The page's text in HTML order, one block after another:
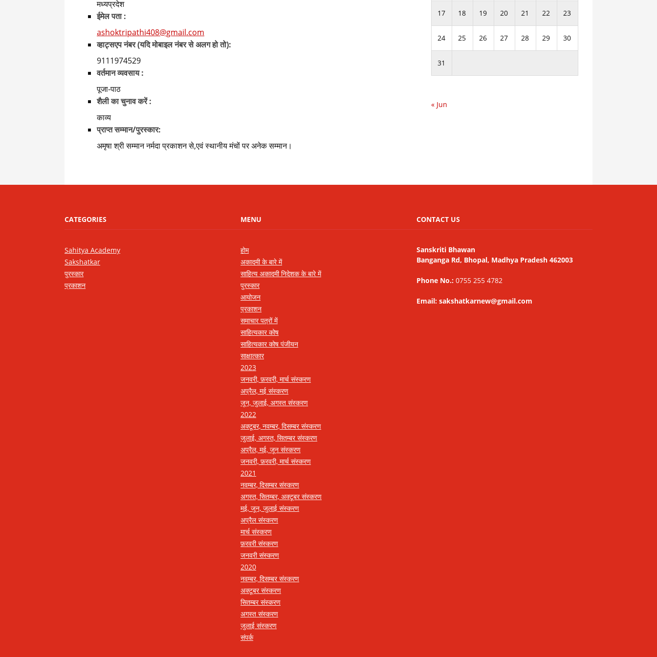
मध्यप्रदेश
ईमेल पता :
ashoktripathi408@gmail.com
व्हाट्सएप नंबर (यदि मोबाइल नंबर से अलग हो तो):
9111974529
वर्तमान व्यवसाय :
पूजा-पाठ
शैली का चुनाव करें :
काव्य
प्राप्त सम्मान/पुरस्कार:
अमृषा श्री सम्मान नर्मदा प्रकाशन से,एवं स्थानीय मंचों पर अनेक सम्मान।
17 18 19 20 21 22 23
24 25 26 27 28 29 30
31
« Jun
CATEGORIES
Sahitya Academy
Sakshatkar
पुरस्कार
प्रकाशन
MENU
होम
अकादमी के बारे में
साहित्य अकादमी निदेशक के बारे में
पुरस्कार
आयोजन
प्रकाशन
समाचार पत्रों में
साहित्यकार कोष
साहित्यकार कोष पंजीयन
साक्षात्कार
2023
जनवरी, फ़रवरी, मार्च संस्करण
अप्रैल, मई संस्करण
जून, जुलाई, अगस्त संस्करण
2022
अक्टूबर, नवम्बर, दिसम्बर संस्करण
जुलाई, अगस्त, सितम्बर संस्करण
अप्रैल, मई, जून संस्करण
जनवरी, फ़रवरी, मार्च संस्करण
2021
नवम्बर, दिसम्बर संस्करण
अगस्त, सितम्बर, अक्टूबर संस्करण
मई, जून, जुलाई संस्करण
अप्रैल संस्करण
मार्च संस्करण
फ़रवरी संस्करण
जनवरी संस्करण
2020
नवम्बर, दिसम्बर संस्करण
अक्टूबर संस्करण
सितम्बर संस्करण
अगस्त संस्करण
जुलाई संस्करण
संपर्क
CONTACT US
Sanskriti Bhawan
Banganga Rd, Bhopal, Madhya Pradesh 462003
Phone No.: 0755 255 4782
Email: sakshatkarnew@gmail.com